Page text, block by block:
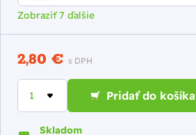
Zobraziť 7 ďalšie
2,80 € s DPH
Pridať do košíka
Skladom